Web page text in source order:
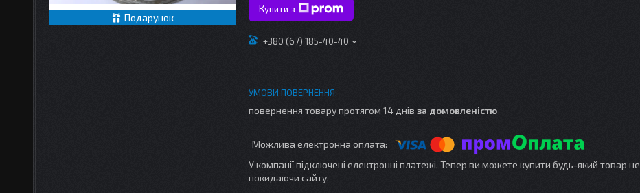
Подарунок
Купити з
+380 (67) 185-40-40
повернення товару протягом 14 днів за домовленістю
У компанії підключені електронні платежі. Тепер ви можете купити будь-який товар не
покидаючи сайту.